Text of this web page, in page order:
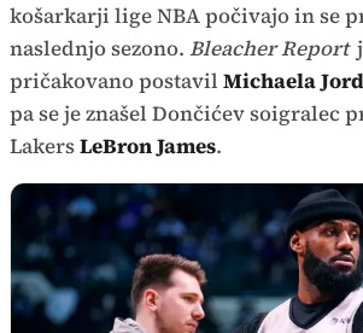
košarkarji lige NBA počivajo in se
naslednjo sezono. Bleacher Report
pričakovano postavil Michaela
pa se je znašel Dončićev soigralec
LakersLeBron James.